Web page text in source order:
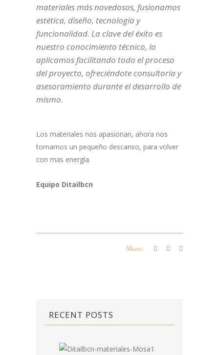
materiales más novedosos, fusionamos
estética, diseño, tecnología y
funcionalidad. La clave del éxito es
nuestro conocimiento técnico, lo
aplicamos facilitando todo el proceso
del proyecto, ofreciéndote consultoría y
asesoramiento durante el desarrollo de
mismo.
Los materiales nos apasionan, ahora nos
tomamos un pequeño descanso, para volver
con mas energía.
Equipo Ditailbcn
Share:
RECENT POSTS